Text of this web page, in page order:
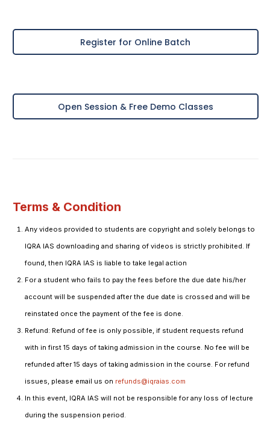
Register for Online Batch
Open Session & Free Demo Classes
Terms & Condition
Any videos provided to students are copyright and solely belongs to
IQRA IAS downloading and sharing of videos is strictly prohibited. If
found, then IQRA IAS is liable to take legal action
For a student who fails to pay the fees before the due date his/her
account will be suspended after the due date is crossed and will be
reinstated once the payment of the fee is done.
Refund: Refund of fee is only possible, if student requests refund
with in first 15 days of taking admission in the course. No fee will be
refunded after 15 days of taking admission in the course. For refund
issues, please email us on refunds@iqraias.com
In this event, IQRA IAS will not be responsible for any loss of lecture
during the suspension period.